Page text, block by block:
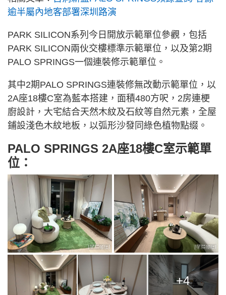
逾半屬內地客部署深圳路演
PARK SILICON系列今日開放示範單位參觀，包括
PARK SILICON兩伙交樓標準示範單位，以及第2期
PALO SPRINGS一個連裝修示範單位。
其中2期PALO SPRINGS連裝修無改動示範單位，以
2A座18樓C室為藍本搭建，面積480方呎，2房連梗
廚設計，大宅結合天然木紋及石紋等自然元素，全屋
鋪設淺色木紋地板，以弧形沙發同綠色植物點缀。
PALO SPRINGS 2A座18樓C室示範單
位：
+4